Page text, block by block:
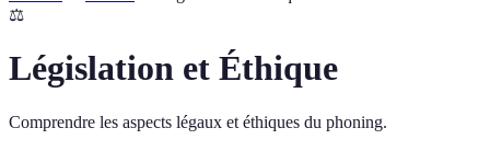
⚖️
Législation et Éthique
Comprendre les aspects légaux et éthiques du phoning.